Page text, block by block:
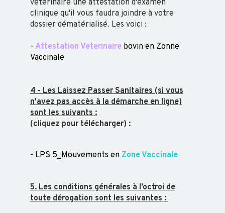
STATUTS
SANITAIRES
CAEV
-
CHLAMYDIOSE
CLAVELEE
VARIOLE
FIEVRE
Q
vétérinaire une attestation d'examen
clinique qu'il vous faudra joindre à votre
dossier dématérialisé. Les voici :
- Attestation Veterinaire bovin en Zonne
Vaccinale
4 - Les Laissez Passer Sanitaires (si vous
n'avez pas accès à la démarche en ligne)
sont les suivants :
(cliquez pour télécharger) :
- LPS 5_Mouvements en Zone Vaccinale
5. Les conditions générales à l’octroi de
toute dérogation sont les suivantes :